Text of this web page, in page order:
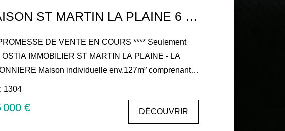
MAISON ST MARTIN LA PLAINE 6 PIÈCE(S)
DE VENTE EN COURS **** Seulement
IMMOBILIER ST MARTIN LA PLAINE - LA
Maison individuelle env.127m² comprenant
à vivre de plain pied sur vaste terrasse en partie
avec vue dégagée, 3 chambres (dont une suite
avec dressing et salle d'eau privative) + bureau,
1304
000 € DÉCOUVRIR